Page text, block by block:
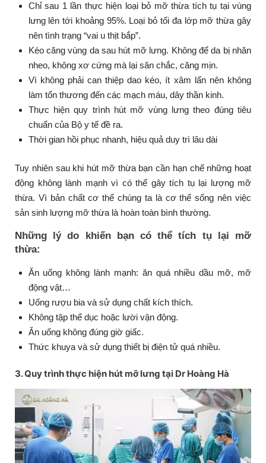
Chỉ sau 1 lần thực hiện loại bỏ mỡ thừa tích tụ tại vùng
lưng lên tới khoảng 95%. Loại bỏ tối đa lớp mỡ thừa gây
nên tình trạng “vai u thịt bắp”.
Kéo căng vùng da sau hút mỡ lưng. Không để da bị nhăn
nheo, không xơ cứng mà lại săn chắc, căng mịn.
Vì không phải can thiệp dao kéo, ít xâm lấn nên không
làm tổn thương đến các mạch máu, dây thần kinh.
Thực hiện quy trình hút mỡ vùng lưng theo đúng tiêu
chuẩn của Bộ y tế đề ra.
Thời gian hồi phục nhanh, hiệu quả duy trì lâu dài
Tuy nhiên sau khi hút mỡ thừa bạn cần hạn chế những hoạt
động không lành mạnh vì có thể gây tích tụ lại lượng mỡ
thừa. Vì bản chất cơ thể chúng ta là cơ thể sống nên việc
sản sinh lượng mỡ thừa là hoàn toàn bình thường.
Những lý do khiến bạn có thể tích tụ lại mỡ
thừa:
Ăn uống không lành mạnh: ăn quá nhiều dầu mỡ, mỡ
động vật…
Uống rượu bia và sử dụng chất kích thích.
Không tập thể dục hoặc lười vận động.
Ăn uống không đúng giờ giấc.
Thức khuya và sử dụng thiết bị điện tử quá nhiều.
3. Quy trình thực hiện hút mỡ lưng tại Dr Hoàng Hà